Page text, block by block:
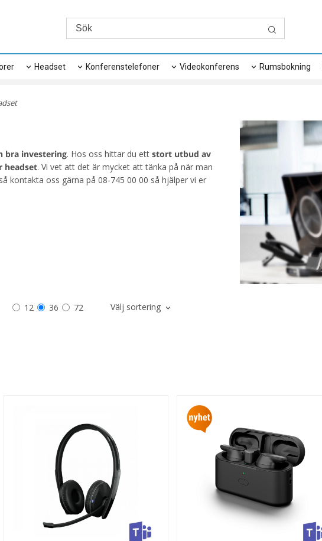
Headset Konferenstelefoner Videokonferens Rumsbokning
bra investering. Hos oss hittar du ett stort utbud av
headset. Vi vet att det är mycket att tänka på när man
kontakta oss gärna på 08-745 00 00 så hjälper vi er
12 36 72 Välj sortering